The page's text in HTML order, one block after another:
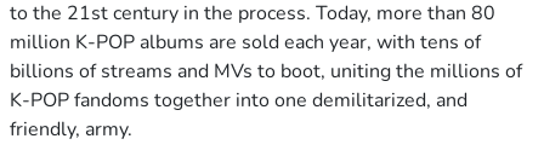
to the 21st century in the process. Today, more than 80
million K-POP albums are sold each year, with tens of
billions of streams and MVs to boot, uniting the millions of
K-POP fandoms together into one demilitarized, and
friendly, army.